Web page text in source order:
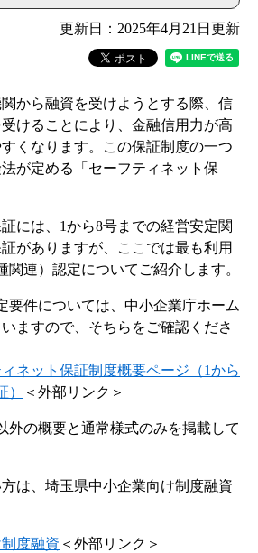
更新日：2025年4月21日更新
から融資を受けようとする際、信
けることにより、金融信用力が高
くなります。この保証制度の一つ
が定める「セーフティネット保
には、1から8号までの経営安定関
がありますが、ここでは最も利用
関連）認定についてご紹介します。
要件については、中小企業庁ホーム
ますので、そちらをご確認くださ
ネット保証制度概要ページ（1から
＜外部リンク＞
外の概要と通常様式のみを掲載して
は、埼玉県中小企業向け制度融資
度融資 ＜外部リンク＞